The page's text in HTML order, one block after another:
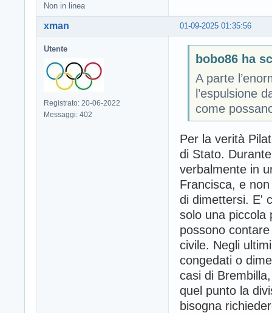
Non in linea
01-09-2025 01:35:56
xman
Utente
Registrato: 20-06-2022
Messaggi: 402
bobo86 ha
A parte
l’espulsione
come
Per la verità
di Stato.
verbalmente in
Francisca, e
di dimettersi. E'
solo una piccola
possono
civile. Negli
congedati o
casi di
quel punto la
bisogna